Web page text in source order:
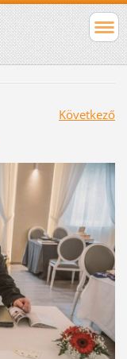
Következő